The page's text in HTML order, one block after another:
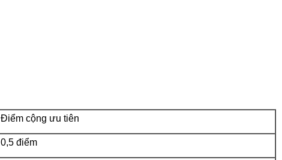
Điểm cộng ưu tiên
0,5 điểm